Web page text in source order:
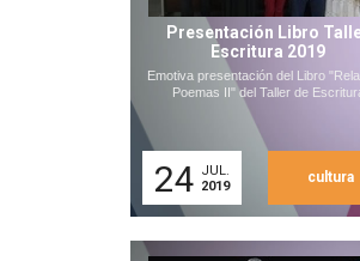
Presentación Libro
Escritura 2019
Emotiva presentación del Libro
Poemas II" del Taller de
24 JUL.
2019
cultura